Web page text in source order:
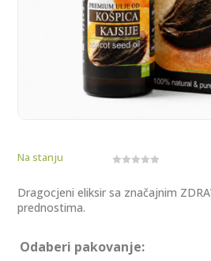
Na stanju
u
t
Dragocjeni eliksir sa značajnim
prednostima.
Odaberi pakovanje: